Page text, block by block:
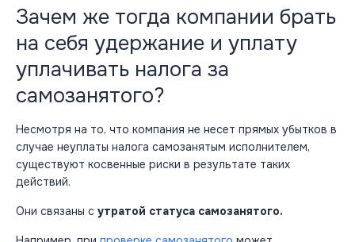
Зачем же тогда компании брать
на себя удержание и уплату
уплачивать налога за
самозанятого?
Несмотря на то, что компания не несет прямых убытков в
случае неуплаты налога самозанятым исполнителем,
существуют косвенные риски в результате таких
действий.
Они связаны с утратой статуса самозанятого.